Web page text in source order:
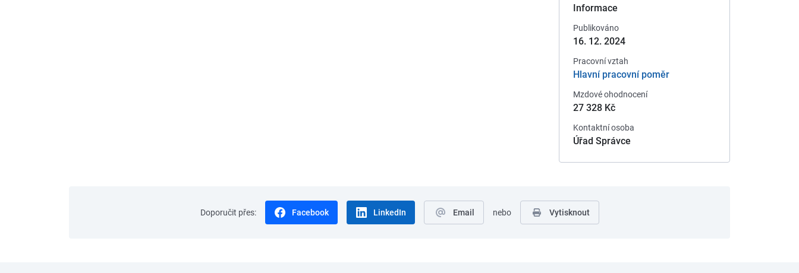
Informace
Publikováno
16. 12. 2024
Pracovní vztah
Hlavní pracovní poměr
Mzdové ohodnocení
27 328 Kč
Kontaktní osoba
Úřad Správce
Doporučit přes: Facebook LinkedIn Email nebo Vytisknout